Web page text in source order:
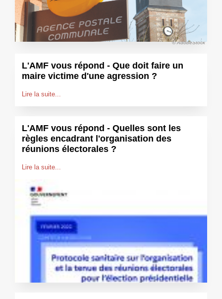
© AdobeStock
L'AMF vous répond - Que doit faire un
maire victime d'une agression ?
Lire la suite...
L'AMF vous répond - Quelles sont les
règles encadrant l'organisation des
réunions électorales ?
Lire la suite...